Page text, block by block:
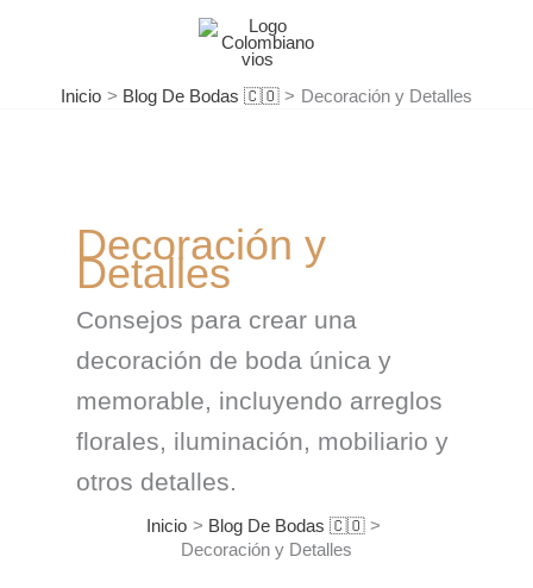
Inicio
Blog De Bodas 🇨🇴 Decoración y Detalles
Decoración y
Detalles
Consejos para crear una
decoración de boda única y
memorable, incluyendo arreglos
florales, iluminación, mobiliario y
otros detalles.
Inicio
Blog De Bodas 🇨🇴
Decoración y Detalles